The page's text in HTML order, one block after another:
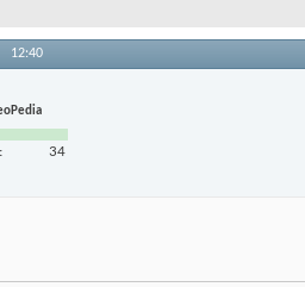
12:40
34